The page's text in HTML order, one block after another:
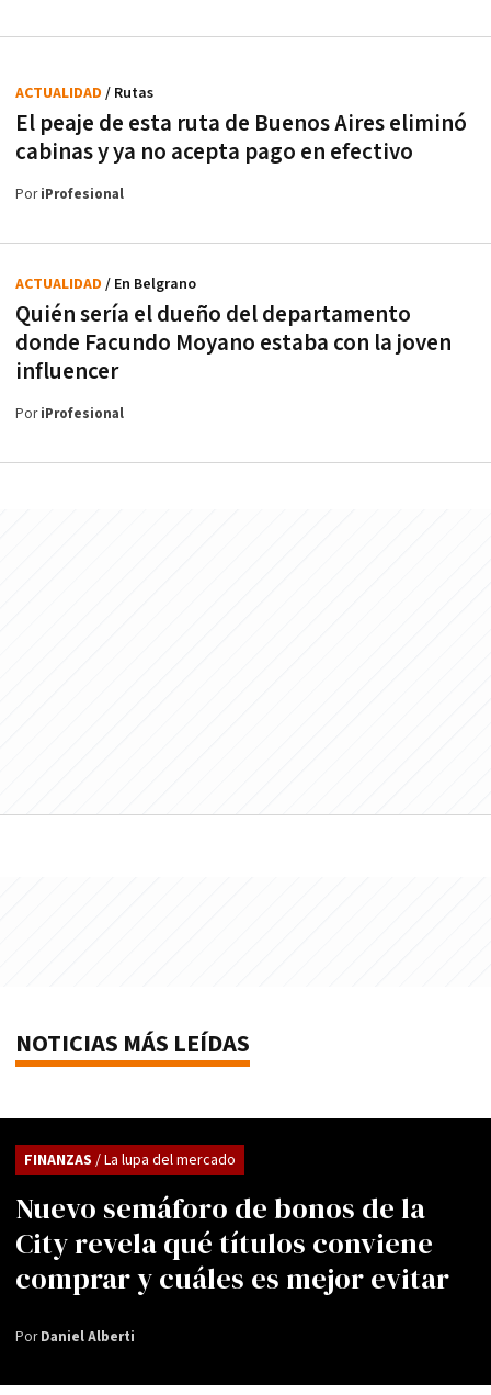
El peaje de esta ruta de Buenos Aires eliminó
cabinas y ya no acepta pago en efectivo
ACTUALIDAD / Rutas
PoriProfesional
Quién sería el dueño del departamento
donde Facundo Moyano estaba con la joven
influencer
ACTUALIDAD / En Belgrano
PoriProfesional
NOTICIAS MÁS LEÍDAS
Nuevo semáforo de bonos de la
City revela qué títulos conviene
comprar y cuáles es mejor evitar
FINANZAS / La lupa del mercado
PorDaniel Alberti